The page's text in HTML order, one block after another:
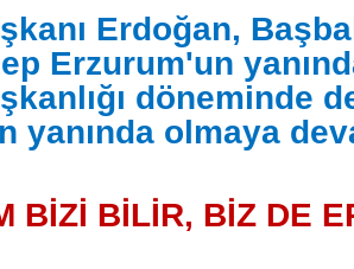
Erdoğan,
Erzurum'un
döneminde
yanında olmaya
BİZİ BİLİR, BİZ DE